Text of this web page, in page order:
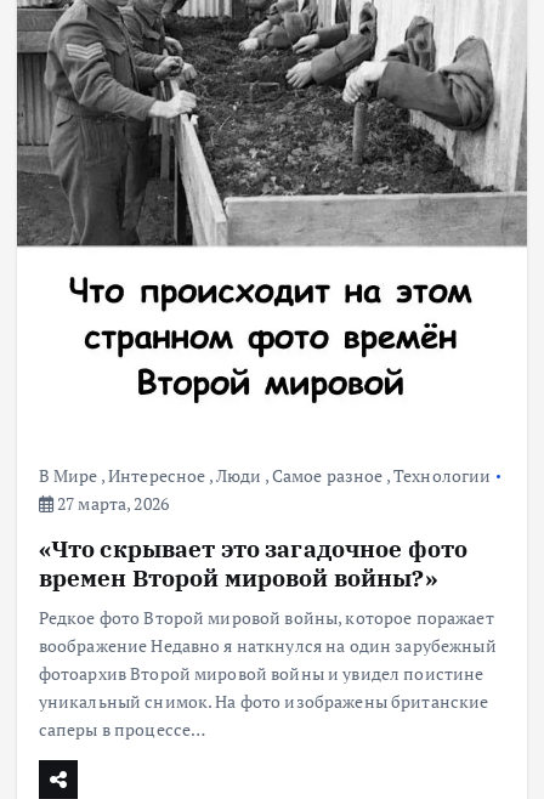
В Мире ,Интересное ,Люди ,Самое разное ,Технологии
27 марта, 2026
«Что скрывает это загадочное фото
времен Второй мировой войны?»
Редкое фото Второй мировой войны, которое поражает
воображение Недавно я наткнулся на один зарубежный
фотоархив Второй мировой войны и увидел поистине
уникальный снимок. На фото изображены британские
саперы в процессе…